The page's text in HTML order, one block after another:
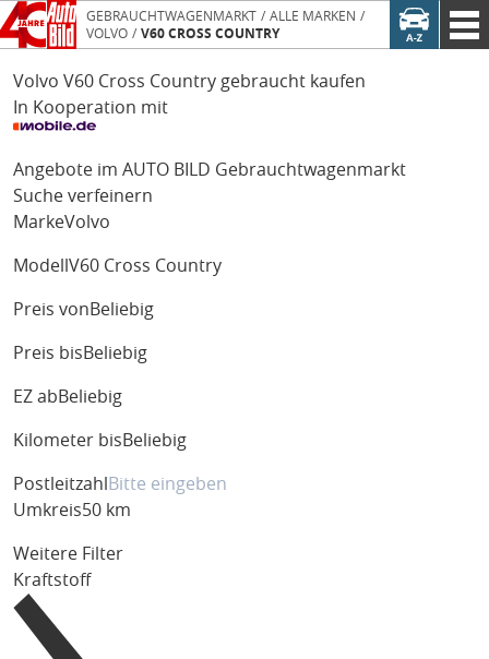
GEBRAUCHTWAGENMARKT
ALLE MARKEN
VOLVO
V60 CROSS COUNTRY
Volvo V60 Cross Country gebraucht kaufen
In Kooperation mit
Angebote im AUTO BILD Gebrauchtwagenmarkt
Suche verfeinern
MarkeVolvo
Modell V60 Cross Country
Preis von Beliebig
Preis bis Beliebig
EZ ab Beliebig
Kilometer bis Beliebig
Postleitzahl
Umkreis50 km
Weitere Filter
Kraftstoff